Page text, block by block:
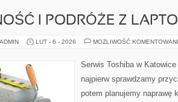
I PODRÓŻE Z
LUT - 6 - 2026 MOŻLIWOŚĆ
Serwis Toshiba w
najpierw sprawdzamy
potem planujemy naprawę